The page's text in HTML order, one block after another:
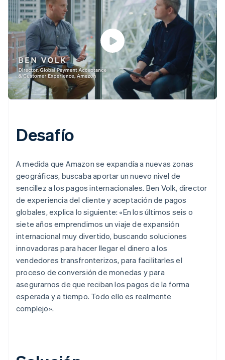
Desafío
A medida que Amazon se expandía a nuevas zonas
geográficas, buscaba aportar un nuevo nivel de
sencillez a los pagos internacionales. Ben Volk, director
de experiencia del cliente y aceptación de pagos
globales, explica lo siguiente: «En los últimos seis o
siete años emprendimos un viaje de expansión
internacional muy divertido, buscando soluciones
innovadoras para hacer llegar el dinero a los
vendedores transfronterizos, para facilitarles el
proceso de conversión de monedas y para
asegurarnos de que reciban los pagos de la forma
esperada y a tiempo. Todo ello es realmente
complejo».